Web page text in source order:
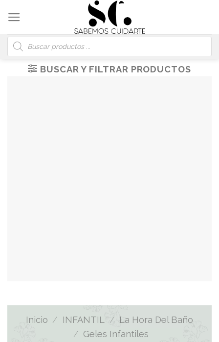
content
Búsqueda
de
productos
BUSCAR Y FILTRAR PRODUCTOS
Inicio / INFANTIL / La Hora Del Baño
/ Geles Infantiles